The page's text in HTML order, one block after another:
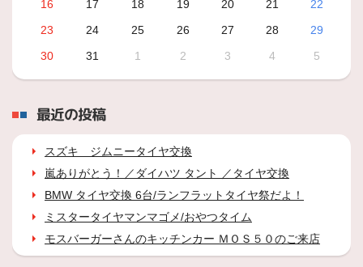
16
17 18 19 20 21
22
23
24 25 26 27 28
29
30
31 1 2 3 4 5
最近の投稿
スズキ ジムニータイヤ交換
嵐ありがとう！／ダイハツ タント ／タイヤ交換
BMW タイヤ交換 6台/ランフラットタイヤ祭だよ！
ミスタータイヤマンマゴメ/おやつタイム
モスバーガーさんのキッチンカー ＭＯＳ５０のご来店